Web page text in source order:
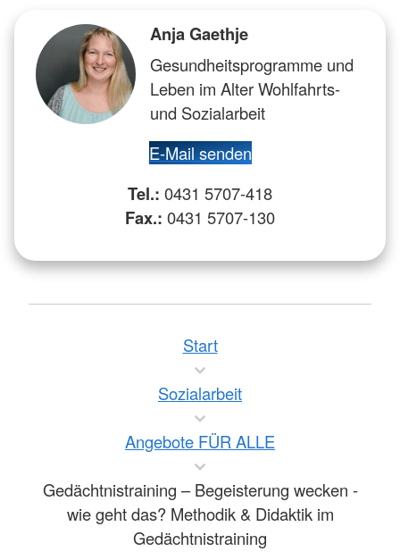
Anja Gaethje
Gesundheitsprogramme und
Leben im Alter Wohlfahrts-
und Sozialarbeit
E-Mail senden
Tel.: 0431 5707-418
Fax.: 0431 5707-130
Start
Sozialarbeit
Angebote FÜR ALLE
Gedächtnistraining – Begeisterung wecken -
wie geht das? Methodik & Didaktik im
Gedächtnistraining